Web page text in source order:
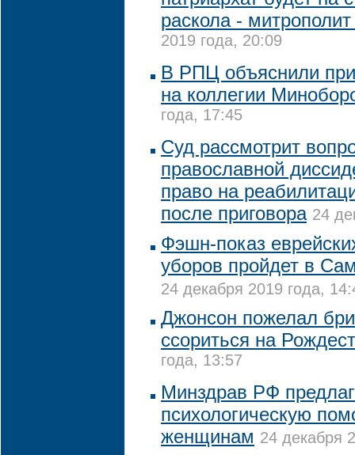
раскола -
2019 года, 20:09
В РПЦ объяснили
на коллегии
года, 17:45
Суд рассмотрит
православной
право на
после приговора 24
Фэшн-показ
уборов пройдет в
24 декабря 2019 года,
Джонсон пожелал
ссориться на
года, 13:57
Минздрав РФ
психологическую
женщинам 24 декабря